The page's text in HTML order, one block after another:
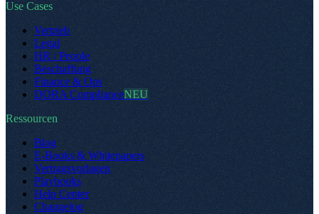
Use Cases
Vertrieb
Legal
HR / People
Beschaffung
Finance & Ops
DORA ComplianceNEU
Ressourcen
Blog
E-Books & Whitepapers
Vertragsvorlagen
Playbooks
Help Center
Changelog